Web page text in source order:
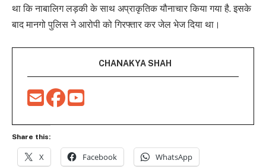
था कि नाबालिग लड़की के साथ अप्राकृतिक यौनाचार किया गया है. इसके
बाद मानगो पुलिस ने आरोपी को गिरफ्तार कर जेल भेज दिया था।
CHANAKYA SHAH
Share this:
X Facebook WhatsApp